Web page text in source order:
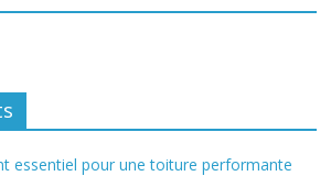
essentiel pour une toiture performante